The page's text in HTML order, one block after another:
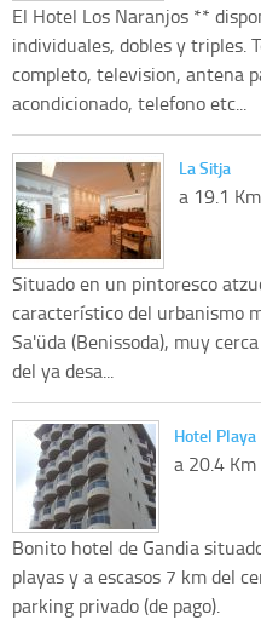
El Hotel Los Naranjos **
individuales, dobles y triples.
completo, television, antena
acondicionado, telefono etc...
La Sitja
a 19.1
Situado en un pintoresco
característico del urbanismo
Sa'üda (Benissoda), muy
del ya desa...
Hotel
a 20.4 Km
Bonito hotel de Gandia
playas y a escasos 7 km del
parking privado (de pago).